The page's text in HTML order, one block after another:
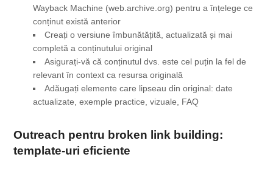
Wayback Machine (web.archive.org) pentru a înțelege ce
conținut există anterior
Creați o versiune îmbunătățită, actualizată și mai
completă a conținutului original
Asigurați-vă că conținutul dvs. este cel puțin la fel de
relevant în context ca resursa originală
Adăugați elemente care lipseau din original: date
actualizate, exemple practice, vizuale, FAQ
Outreach pentru broken link building:
template-uri eficiente